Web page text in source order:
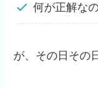
何が正解な
が、その日その